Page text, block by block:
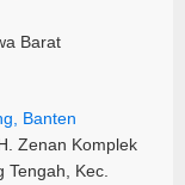
Barat
Banten
Zenan Komplek
Tengah, Kec.